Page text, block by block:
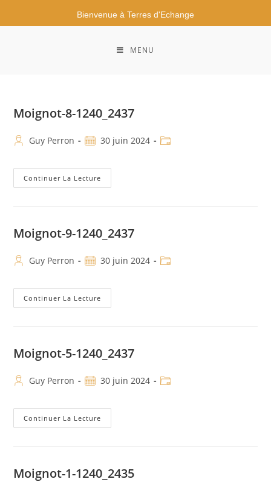
Bienvenue à Terres d'Echange
MENU
Moignot-8-1240_2437
Guy Perron 30 juin 2024
Continuer La Lecture
Moignot-9-1240_2437
Guy Perron 30 juin 2024
Continuer La Lecture
Moignot-5-1240_2437
Guy Perron 30 juin 2024
Continuer La Lecture
Moignot-1-1240_2435